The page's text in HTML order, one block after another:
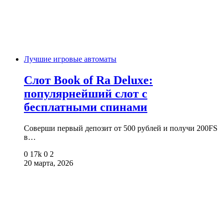
Лучшие игровые автоматы
Слот Book of Ra Deluxe:
популярнейший слот с
бесплатными спинами
Соверши первый депозит от 500 рублей и получи 200FS
в…
0 17k 0 2
20 марта, 2026